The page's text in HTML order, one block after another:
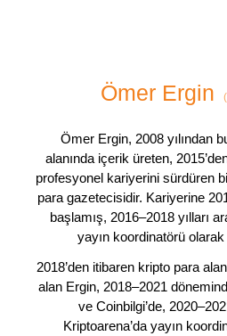
Ömer Ergin (
Ömer Ergin, 2008 yılından
alanında içerik üreten,
profesyonel kariyerini sürdüren
para gazetecisidir. Kariyerine
başlamış, 2016–2018 yılları
yayın koordinatörü olarak
2018’den itibaren kripto para
alan Ergin, 2018–2021
ve Coinbilgi’de,
Kriptoarena’da yayın